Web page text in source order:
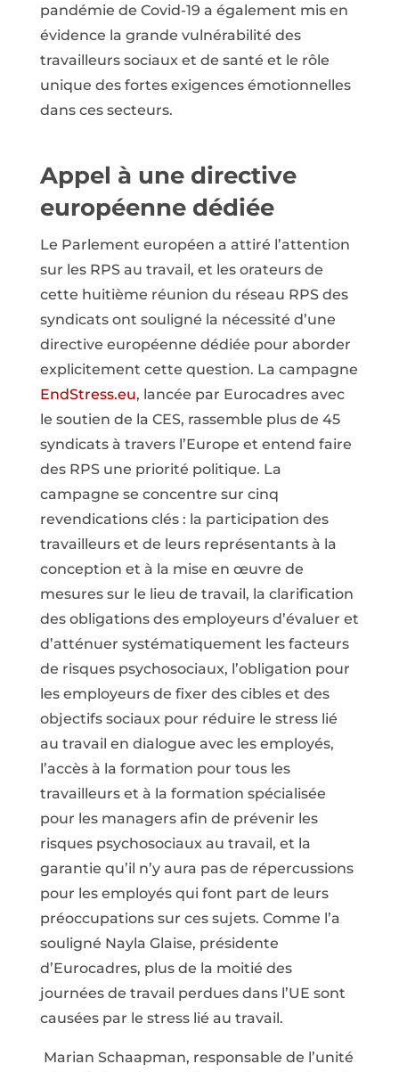
pandémie de Covid-19 a également mis en
évidence la grande vulnérabilité des
travailleurs sociaux et de santé et le rôle
unique des fortes exigences émotionnelles
dans ces secteurs.
Appel à une directive
européenne dédiée
Le Parlement européen a attiré l’attention
sur les RPS au travail, et les orateurs de
cette huitième réunion du réseau RPS des
syndicats ont souligné la nécessité d’une
directive européenne dédiée pour aborder
explicitement cette question. La campagne
EndStress.eu, lancée par Eurocadres avec
le soutien de la CES, rassemble plus de 45
syndicats à travers l’Europe et entend faire
des RPS une priorité politique. La
campagne se concentre sur cinq
revendications clés : la participation des
travailleurs et de leurs représentants à la
conception et à la mise en œuvre de
mesures sur le lieu de travail, la clarification
des obligations des employeurs d’évaluer et
d’atténuer systématiquement les facteurs
de risques psychosociaux, l’obligation pour
les employeurs de fixer des cibles et des
objectifs sociaux pour réduire le stress lié
au travail en dialogue avec les employés,
l’accès à la formation pour tous les
travailleurs et à la formation spécialisée
pour les managers afin de prévenir les
risques psychosociaux au travail, et la
garantie qu’il n’y aura pas de répercussions
pour les employés qui font part de leurs
préoccupations sur ces sujets. Comme l’a
souligné Nayla Glaise, présidente
d’Eurocadres, plus de la moitié des
journées de travail perdues dans l’UE sont
causées par le stress lié au travail.
Marian Schaapman, responsable de l’unité